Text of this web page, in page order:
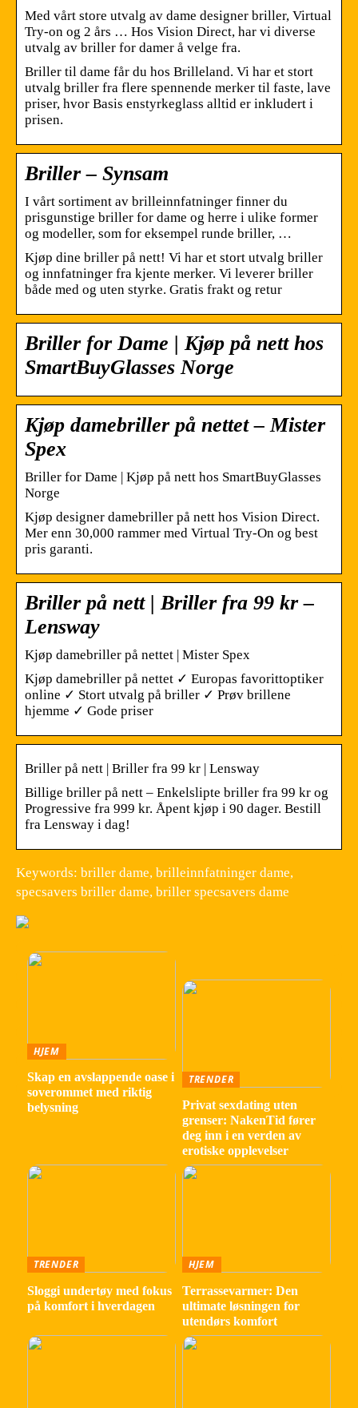
Med vårt store utvalg av dame designer briller, Virtual
Try-on og 2 års … Hos Vision Direct, har vi diverse
utvalg av briller for damer å velge fra.
Briller til dame får du hos Brilleland. Vi har et stort
utvalg briller fra flere spennende merker til faste, lave
priser, hvor Basis enstyrkeglass alltid er inkludert i
prisen.
Briller – Synsam
I vårt sortiment av brilleinnfatninger finner du
prisgunstige briller for dame og herre i ulike former
og modeller, som for eksempel runde briller, …
Kjøp dine briller på nett! Vi har et stort utvalg briller
og innfatninger fra kjente merker. Vi leverer briller
både med og uten styrke. Gratis frakt og retur
Briller for Dame | Kjøp på nett hos
SmartBuyGlasses Norge
Kjøp damebriller på nettet – Mister
Spex
Briller for Dame | Kjøp på nett hos SmartBuyGlasses
Norge
Kjøp designer damebriller på nett hos Vision Direct.
Mer enn 30,000 rammer med Virtual Try-On og best
pris garanti.
Briller på nett | Briller fra 99 kr –
Lensway
Kjøp damebriller på nettet | Mister Spex
Kjøp damebriller på nettet ✓ Europas favorittoptiker
online ✓ Stort utvalg på briller ✓ Prøv brillene
hjemme ✓ Gode priser
Briller på nett | Briller fra 99 kr | Lensway
Billige briller på nett – Enkelslipte briller fra 99 kr og
Progressive fra 999 kr. Åpent kjøp i 90 dager. Bestill
fra Lensway i dag!
Keywords: briller dame, brilleinnfatninger dame,
specsavers briller dame, briller specsavers dame
HJEM
Skap en avslappende oase i
soverommet med riktig
belysning
TRENDER
Privat sexdating uten
grenser: NakenTid fører
deg inn i en verden av
erotiske opplevelser
TRENDER
Sloggi undertøy med fokus
på komfort i hverdagen
HJEM
Terrassevarmer: Den
ultimate løsningen for
utendørs komfort